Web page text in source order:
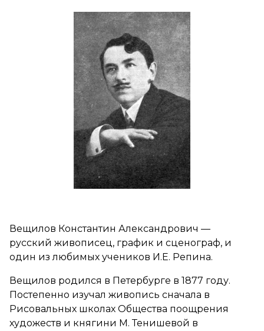
Вещилов Константин Александрович —
русский живописец, график и сценограф, и
один из любимых учеников И.Е. Репина.
Вещилов родился в Петербурге в 1877 году.
Постепенно изучал живопись сначала в
Рисовальных школах Общества поощрения
художеств и княгини М. Тенишевой в